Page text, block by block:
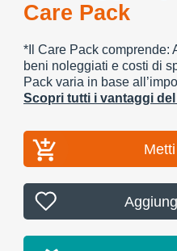
Care Pack
*Il Care Pack comprende:
beni noleggiati e costi di
Pack varia in base
Scopri tutti i vantaggi del